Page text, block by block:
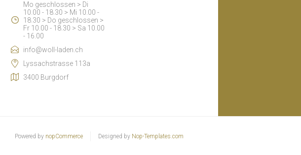
Mo geschlossen > Di
10.00 - 18.30 > Mi 10.00 -
18.30 > Do geschlossen >
Fr 10.00 - 18.30 > Sa 10.00
- 16.00
info@woll-laden.ch
Lyssachstrasse 113a
3400 Burgdorf
Powered by nopCommerce Designed by Nop-Templates.com